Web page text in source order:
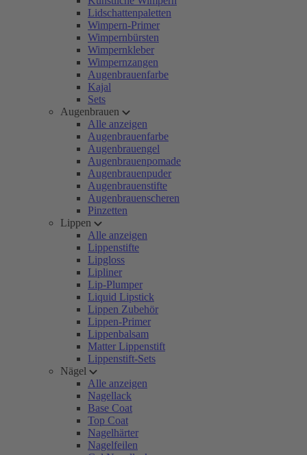
Lidschattenpaletten
Wimpern-Primer
Wimpernbürsten
Wimpernkleber
Wimpernzangen
Augenbrauenfarbe
Kajal
Sets
Augenbrauen
Alle anzeigen
Augenbrauenfarbe
Augenbrauengel
Augenbrauenpomade
Augenbrauenpuder
Augenbrauenstifte
Augenbrauenscheren
Pinzetten
Lippen
Alle anzeigen
Lippenstifte
Lipgloss
Lipliner
Lip-Plumper
Liquid Lipstick
Lippen Zubehör
Lippen-Primer
Lippenbalsam
Matter Lippenstift
Lippenstift-Sets
Nägel
Alle anzeigen
Nagellack
Base Coat
Top Coat
Nagelhärter
Nagelfeilen